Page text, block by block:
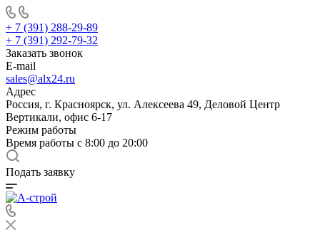
+ 7 (391) 288-29-89
+ 7 (391) 292-79-32
Заказать звонок
E-mail
sales@alx24.ru
Адрес
Россия, г. Красноярск, ул. Алексеева 49, Деловой Центр
Вертикали, офис 6-17
Режим работы
Время работы с 8:00 до 20:00
Подать заявку